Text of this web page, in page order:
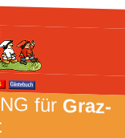
fürGraz-